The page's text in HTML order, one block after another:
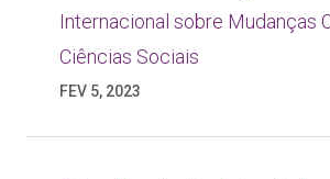
Internacional sobre Mudanças
Ciências Sociais
FEV 5, 2023